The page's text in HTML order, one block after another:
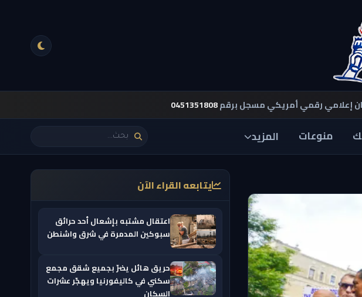
إعلامي رقمي أمريكي مسجل برقم0451351808
منوعات المزيد
يتابعه القراء الآن
اعتقال مشتبه بإشعال أحد حرائق
سبوكين المدمرة في شرق واشنطن
حريق هائل يضرّ بجميع شقق مجمع
سكني في كاليفورنيا ويهجّر عشرات
السكان